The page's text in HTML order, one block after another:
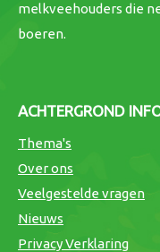
melkveehouders die
boeren.
ACHTERGROND
Thema's
Over ons
Veelgestelde vragen
Nieuws
Privacy Verklaring